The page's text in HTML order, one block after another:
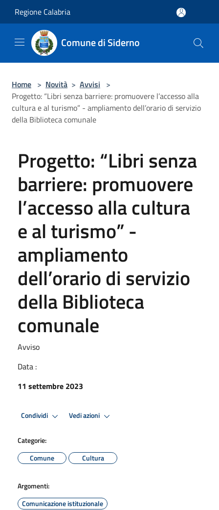
Regione Calabria
Comune di Siderno
Home > Novità > Avvisi >
Progetto: “Libri senza barriere: promuovere l’accesso alla
cultura e al turismo” - ampliamento dell’orario di servizio
della Biblioteca comunale
Progetto: “Libri senza
barriere: promuovere
l’accesso alla cultura
e al turismo” -
ampliamento
dell’orario di servizio
della Biblioteca
comunale
Avviso
Data :
11 settembre 2023
Condividi Vedi azioni
Categorie:
Comune
Cultura
Argomenti:
Comunicazione istituzionale